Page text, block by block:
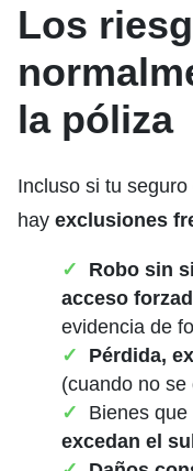
Los
la póliza
Incluso si tu
hay exclusiones
Robo sin
acceso
evidencia de
Pérdida,
(cuando no
Bienes que
excedan el